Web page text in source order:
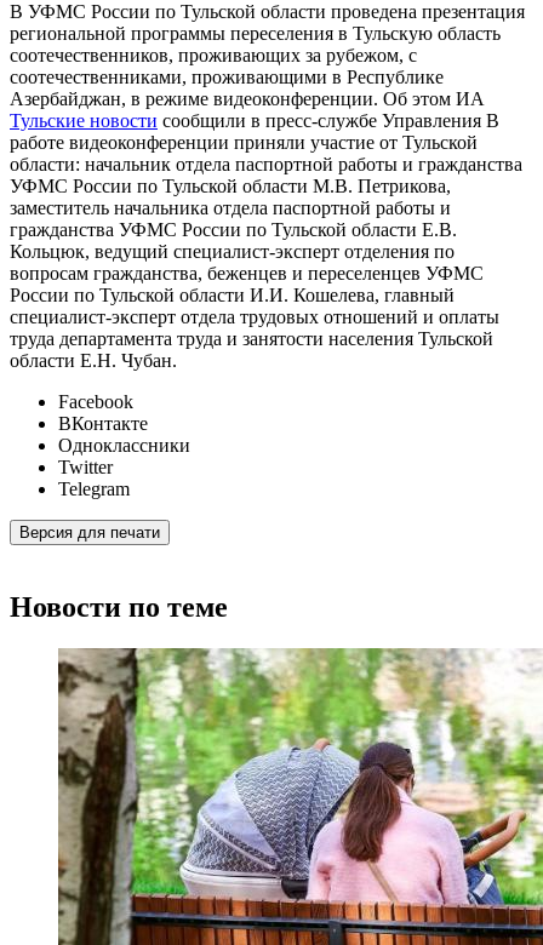
В УФМС России по Тульской области проведена презентация
региональной программы переселения в Тульскую область
соотечественников, проживающих за рубежом, с
соотечественниками, проживающими в Республике
Азербайджан, в режиме видеоконференции. Об этом ИА
Тульские новости сообщили в пресс-службе Управления В
работе видеоконференции приняли участие от Тульской
области: начальник отдела паспортной работы и гражданства
УФМС России по Тульской области М.В. Петрикова,
заместитель начальника отдела паспортной работы и
гражданства УФМС России по Тульской области Е.В.
Кольцюк, ведущий специалист-эксперт отделения по
вопросам гражданства, беженцев и переселенцев УФМС
России по Тульской области И.И. Кошелева, главный
специалист-эксперт отдела трудовых отношений и оплаты
труда департамента труда и занятости населения Тульской
области Е.Н. Чубан.
Facebook
ВКонтакте
Одноклассники
Twitter
Telegram
Версия для печати
Новости по теме